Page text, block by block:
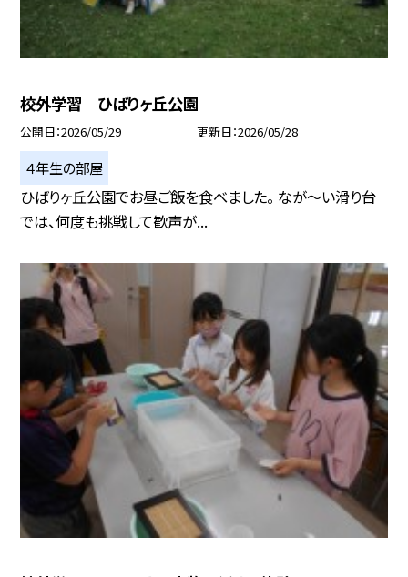
校外学習 ひばりヶ丘公園
公開日 2026/05/29 更新日 2026/05/28
４年生の部屋
ひばりヶ丘公園でお昼ご飯を食べました。 なが～い滑り台
では、何度も挑戦して歓声が...